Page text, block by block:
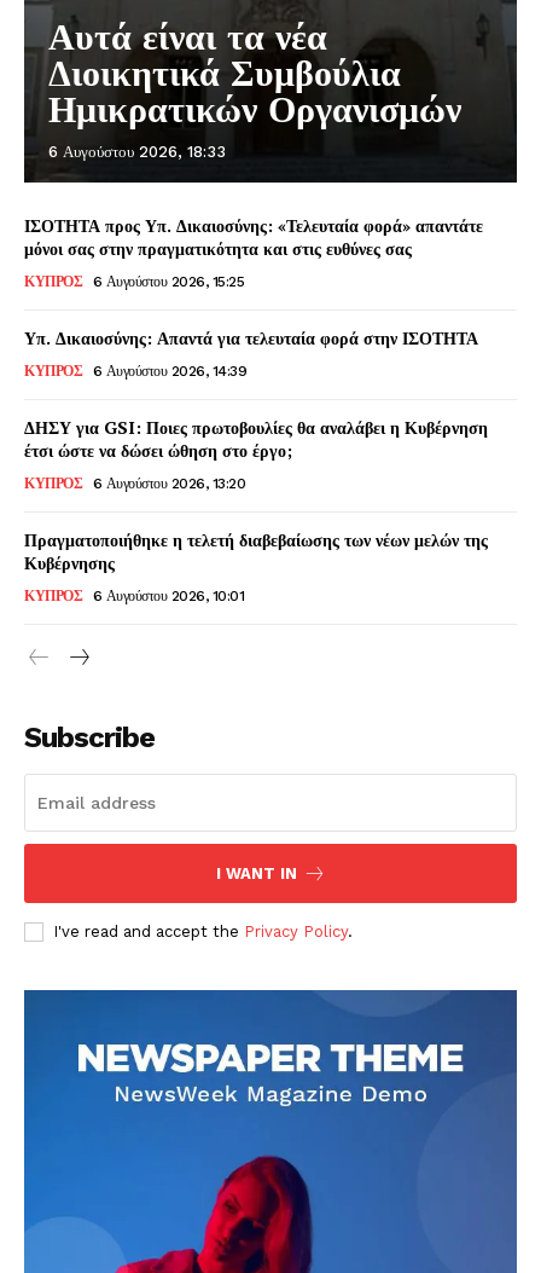
Αυτά είναι τα νέα
Διοικητικά Συμβούλια
Ημικρατικών Οργανισμών
6 Αυγούστου 2026, 18:33
ΙΣΟΤΗΤΑ προς Υπ. Δικαιοσύνης: «Τελευταία φορά» απαντάτε
μόνοι σας στην πραγματικότητα και στις ευθύνες σας
ΚΥΠΡΟΣ 6 Αυγούστου 2026, 15:25
Υπ. Δικαιοσύνης: Απαντά για τελευταία φορά στην ΙΣΟΤΗΤΑ
ΚΥΠΡΟΣ 6 Αυγούστου 2026, 14:39
ΔΗΣΥ για GSI: Ποιες πρωτοβουλίες θα αναλάβει η Κυβέρνηση
έτσι ώστε να δώσει ώθηση στο έργο;
ΚΥΠΡΟΣ 6 Αυγούστου 2026, 13:20
Πραγματοποιήθηκε η τελετή διαβεβαίωσης των νέων μελών της
Κυβέρνησης
ΚΥΠΡΟΣ 6 Αυγούστου 2026, 10:01
Subscribe
I WANT IN
I've read and accept the Privacy Policy.